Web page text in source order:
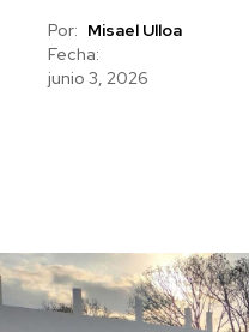
Por: Misael Ulloa
Fecha:
junio 3, 2026